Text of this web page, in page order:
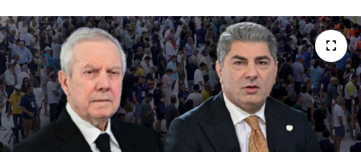
SPOR
TEKNOLOJİ
YAŞAM
YEREL YÖNETİMLER